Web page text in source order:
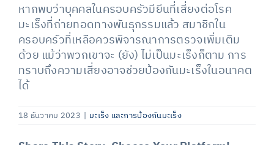
หากพบว่าบุคคลในครอบครัวมียีนที่เสี่ยงต่อโรค
มะเร็งที่ถ่ายทอดทางพันธุกรรมแล้ว สมาชิกใน
ครอบครัวที่เหลือควรพิจารณาการตรวจเพิ่มเติม
ด้วย แม้ว่าพวกเขาจะ (ยัง) ไม่เป็นมะเร็งก็ตาม การ
ทราบถึงความเสี่ยงอาจช่วยป้องกันมะเร็งในอนาคต
ได้
18 ธันวาคม 2023 | มะเร็ง และการป้องกันมะเร็ง